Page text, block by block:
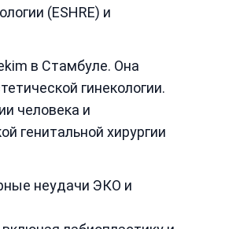
(ESHRE) и
в Стамбуле. Она
гинекологии.
человека и
генитальной хирургии
неудачи ЭКО и